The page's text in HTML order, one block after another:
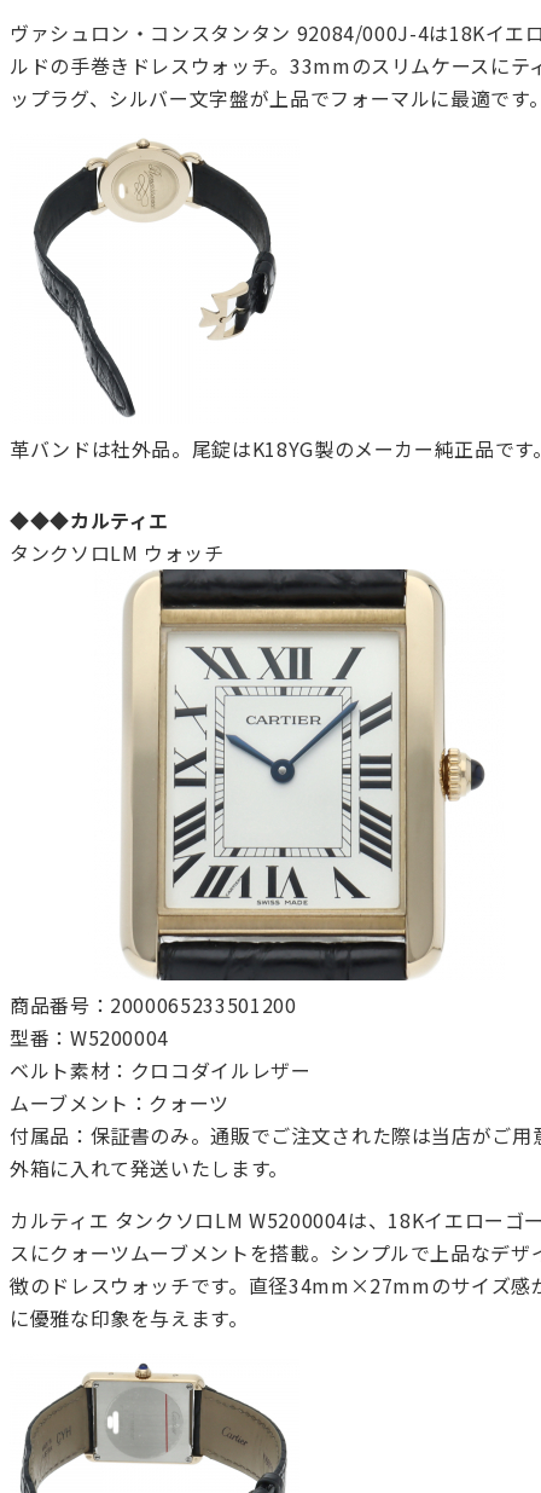
ヴァシュロン・コンスタンタン 92084/000J-4は18Kイエ
ルドの手巻きドレスウォッチ。33mmのスリムケースにテ
ップラグ、シルバー文字盤が上品でフォーマルに最適です
革バンドは社外品。尾錠はK18YG製のメーカー純正品です
◆◆◆カルティエ
タンクソロLM ウォッチ
商品番号：2000065233501200
型番：W5200004
ベルト素材：クロコダイルレザー
ムーブメント：クォーツ
付属品：保証書のみ。通販でご注文された際は当店がご用
外箱に入れて発送いたします。
カルティエ タンクソロLM W5200004は、18Kイエローゴ
スにクォーツムーブメントを搭載。シンプルで上品なデザ
徴のドレスウォッチです。直径34mm×27mmのサイズ感
に優雅な印象を与えます。